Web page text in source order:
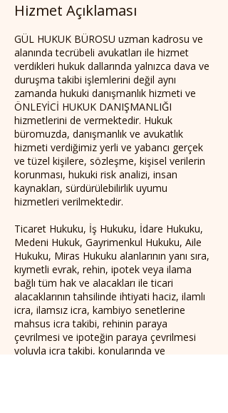
Hizmet Açıklaması
GÜL HUKUK BÜROSU uzman kadrosu ve
alanında tecrübeli avukatları ile hizmet
verdikleri hukuk dallarında yalnızca dava ve
duruşma takibi işlemlerini değil aynı
zamanda hukuki danışmanlık hizmeti ve
ÖNLEYİCİ HUKUK DANIŞMANLIĞI
hizmetlerini de vermektedir. Hukuk
büromuzda, danışmanlık ve avukatlık
hizmeti verdiğimiz yerli ve yabancı gerçek
ve tüzel kişilere, sözleşme, kişisel verilerin
korunması, hukuki risk analizi, insan
kaynakları, sürdürülebilirlik uyumu
hizmetleri verilmektedir.
Ticaret Hukuku, İş Hukuku, İdare Hukuku,
Medeni Hukuk, Gayrimenkul Hukuku, Aile
Hukuku, Miras Hukuku alanlarının yanı sıra,
kıymetli evrak, rehin, ipotek veya ilama
bağlı tüm hak ve alacakları ile ticari
alacaklarının tahsilinde ihtiyati haciz, ilamlı
icra, ilamsız icra, kambiyo senetlerine
mahsus icra takibi, rehinin paraya
çevrilmesi ve ipoteğin paraya çevrilmesi
yoluyla icra takibi, konularında ve